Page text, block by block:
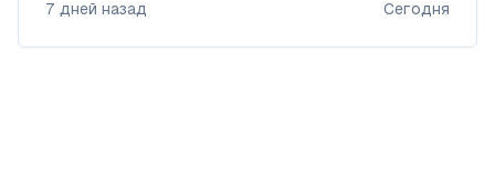
7 дней назад Сегодня